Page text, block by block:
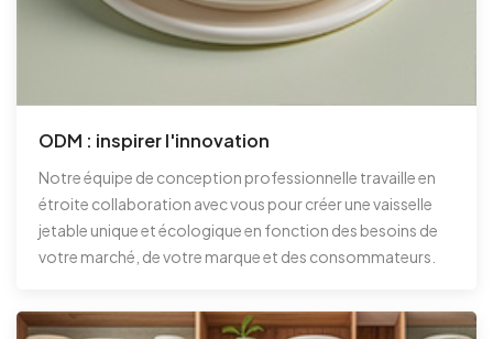
ODM : inspirer l'innovation
Notre équipe de conception professionnelle travaille en
étroite collaboration avec vous pour créer une vaisselle
jetable unique et écologique en fonction des besoins de
votre marché, de votre marque et des consommateurs.